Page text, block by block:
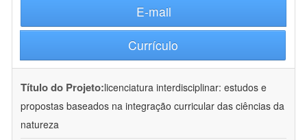
E-mail
Currículo
Título do Projeto:licenciatura interdisciplinar: estudos e
propostas baseados na integração curricular das ciências da
natureza